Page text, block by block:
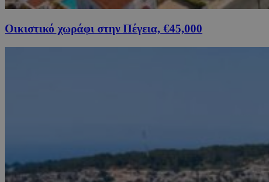
Οικιστικό χωράφι στην Πέγεια, €45,000